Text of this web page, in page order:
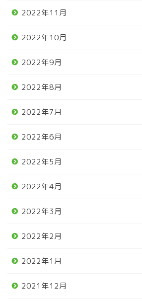
2022年11月
2022年10月
2022年9月
2022年8月
2022年7月
2022年6月
2022年5月
2022年4月
2022年3月
2022年2月
2022年1月
2021年12月